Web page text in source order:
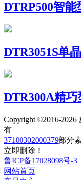
DTRP500智
DTR3051S单
DTR300A精
Copyright ©2016-
有
37100302000379部分
立即删除！
鲁ICP备17028098号-3
网站首页